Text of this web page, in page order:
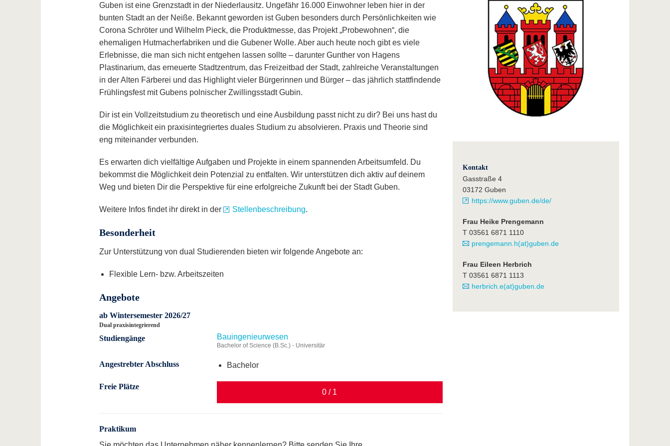
Guben ist eine Grenzstadt in der Niederlausitz. Ungefähr 16.000 Einwohner leben hier in der
bunten Stadt an der Neiße. Bekannt geworden ist Guben besonders durch Persönlichkeiten wie
Corona Schröter und Wilhelm Pieck, die Produktmesse, das Projekt „Probewohnen“, die
ehemaligen Hutmacherfabriken und die Gubener Wolle. Aber auch heute noch gibt es viele
Erlebnisse, die man sich nicht entgehen lassen sollte – darunter Gunther von Hagens
Plastinarium, das erneuerte Stadtzentrum, das Freizeitbad der Stadt, zahlreiche Veranstaltungen
in der Alten Färberei und das Highlight vieler Bürgerinnen und Bürger – das jährlich stattfindende
Frühlingsfest mit Gubens polnischer Zwillingsstadt Gubin.
Dir ist ein Vollzeitstudium zu theoretisch und eine Ausbildung passt nicht zu dir? Bei uns hast du
die Möglichkeit ein praxisintegriertes duales Studium zu absolvieren. Praxis und Theorie sind
eng miteinander verbunden.
Es erwarten dich vielfältige Aufgaben und Projekte in einem spannenden Arbeitsumfeld. Du
bekommst die Möglichkeit dein Potenzial zu entfalten. Wir unterstützen dich aktiv auf deinem
Weg und bieten Dir die Perspektive für eine erfolgreiche Zukunft bei der Stadt Guben.
Weitere Infos findet ihr direkt in der Stellenbeschreibung.
Besonderheit
Zur Unterstützung von dual Studierenden bieten wir folgende Angebote an:
Flexible Lern- bzw. Arbeitszeiten
Angebote
ab Wintersemester 2026/27
Dual praxisintegrierend
Studiengänge Bauingenieurwesen
Bachelor of Science (B.Sc.) - Universitär
Angestrebter Abschluss Bachelor
Freie Plätze
0 / 1
Praktikum
Kontakt
Gasstraße 4
03172 Guben
https://www.guben.de/de/
Frau Heike Prengemann
T 03561 6871 1110
prengemann.h(at)guben.de
Frau Eileen Herbrich
T 03561 6871 1113
herbrich.e(at)guben.de